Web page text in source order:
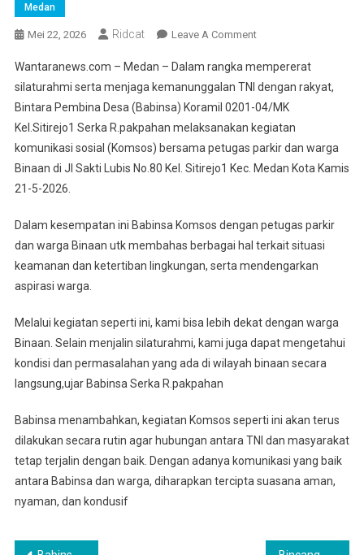
Medan
Mei 22, 2026 Ridcat Leave A CommentOn
Lakukan
Komsos
Dengan
Petugas
Parkir
Dan
Guna
Menjalin
Wilayah
Wantaranews.com – Medan – Dalam rangka mempererat
silaturahmi serta menjaga kemanunggalan TNI dengan rakyat,
Bintara Pembina Desa (Babinsa) Koramil 0201-04/MK
Kel.Sitirejo1 Serka R.pakpahan melaksanakan kegiatan
komunikasi sosial (Komsos) bersama petugas parkir dan warga
Binaan di Jl Sakti Lubis No.80 Kel. Sitirejo1 Kec. Medan Kota Kamis
21-5-2026.
Dalam kesempatan ini Babinsa Komsos dengan petugas parkir
dan warga Binaan utk membahas berbagai hal terkait situasi
keamanan dan ketertiban lingkungan, serta mendengarkan
aspirasi warga.
Melalui kegiatan seperti ini, kami bisa lebih dekat dengan warga
Binaan. Selain menjalin silaturahmi, kami juga dapat mengetahui
kondisi dan permasalahan yang ada di wilayah binaan secara
langsung,ujar Babinsa Serka R.pakpahan
Babinsa menambahkan, kegiatan Komsos seperti ini akan terus
dilakukan secara rutin agar hubungan antara TNI dan masyarakat
tetap terjalin dengan baik. Dengan adanya komunikasi yang baik
antara Babinsa dan warga, diharapkan tercipta suasana aman,
nyaman, dan kondusif